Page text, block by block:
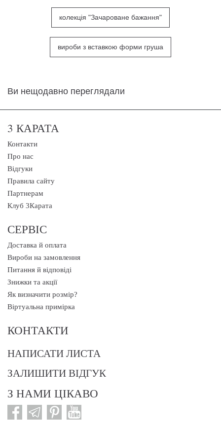
колекція "Зачароване бажання"
вироби з вставкою форми груша
Ви нещодавно переглядали
3 КАРАТА
Контакти
Про нас
Відгуки
Правила сайту
Партнерам
Клуб 3Карата
СЕРВІС
Доставка й оплата
Вироби на замовлення
Питання й відповіді
Знижки та акції
Як визначити розмір?
Віртуальна примірка
КОНТАКТИ
НАПИСАТИ ЛИСТА
ЗАЛИШИТИ ВІДГУК
З НАМИ ЦІКАВО